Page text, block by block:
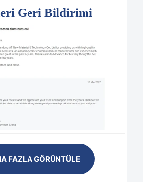
Geri Bildirimi
FAZLA GÖRÜNTÜLE